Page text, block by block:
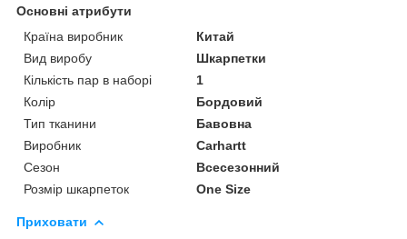
Основні атрибути
Країна виробник
Китай
Вид виробу
Шкарпетки
Кількість пар в наборі
1
Колір
Бордовий
Тип тканини
Бавовна
Виробник
Carhartt
Сезон
Всесезонний
Розмір шкарпеток
One Size
Приховати